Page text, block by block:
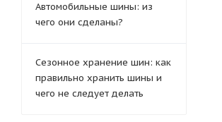
Автомобильные шины: из
чего они сделаны?
Сезонное хранение шин: как
правильно хранить шины и
чего не следует делать